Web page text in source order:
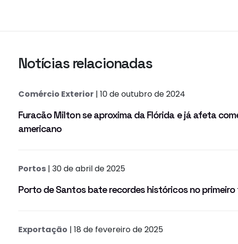
Notícias relacionadas
Comércio Exterior | 10 de outubro de 2024
Furacão Milton se aproxima da Flórida e já afeta
americano
Portos | 30 de abril de 2025
Porto de Santos bate recordes históricos no
Exportação | 18 de fevereiro de 2025